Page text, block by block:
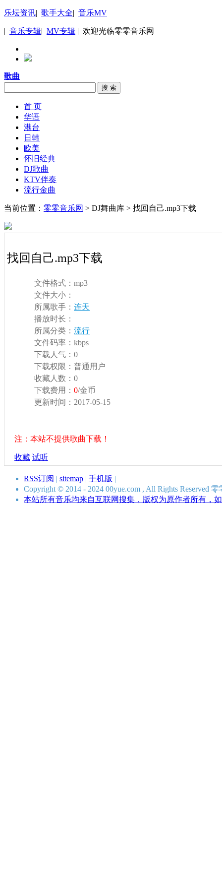
乐坛资讯| 歌手大全| 音乐MV
| 音乐专辑| MV专辑 | 欢迎光临零零音乐网
歌曲
搜 索
首 页
华语
港台
日韩
欧美
怀旧经典
DJ歌曲
KTV伴奏
流行金曲
当前位置： 零零音乐网 > DJ舞曲库 > 找回自己.mp3下载
找回自己.mp3下载
文件格式： mp3
文件大小：
所属歌手： 连天
播放时长：
所属分类： 流行
文件码率： kbps
下载人气： 0
下载权限： 普通用户
收藏人数： 0
下载费用： 0/金币
更新时间： 2017-05-15
注：本站不提供歌曲下载！
收藏 试听
RSS订阅 | sitemap | 手机版 |
Copyright © 2014 - 2024 00yue.com , All Rights Reserved
本站所有音乐均来自互联网搜集，版权为原作者所有，